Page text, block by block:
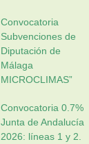
Convocatoria
Subvenciones de
Diputación de
Málaga
Convocatoria 0.7%
Junta de Andalucía
2026: líneas 1 y 2.